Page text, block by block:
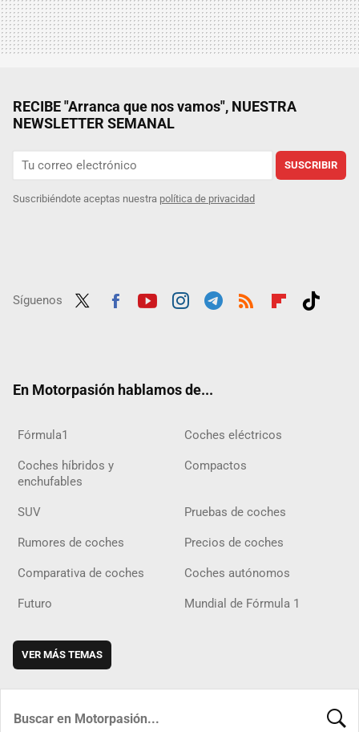
RECIBE "Arranca que nos vamos", NUESTRA
NEWSLETTER SEMANAL
SUSCRIBIR
Suscribiéndote aceptas nuestra política de privacidad
Síguenos
En Motorpasión hablamos de...
Fórmula1 Coches eléctricos
Coches híbridos y
enchufables
Compactos
SUV Pruebas de coches
Rumores de coches Precios de coches
Comparativa de coches Coches autónomos
Futuro Mundial de Fórmula 1
VER MÁS TEMAS